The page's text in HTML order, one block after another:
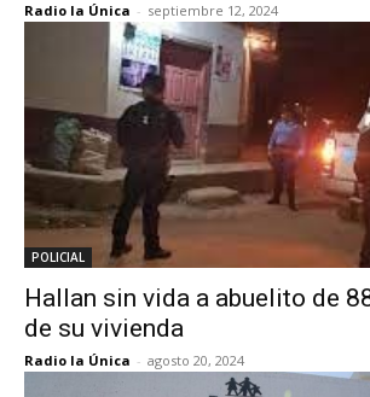
Radio la Única - septiembre 12, 2024
POLICIAL
Hallan sin vida a abuelito de
de su vivienda
Radio la Única - agosto 20, 2024